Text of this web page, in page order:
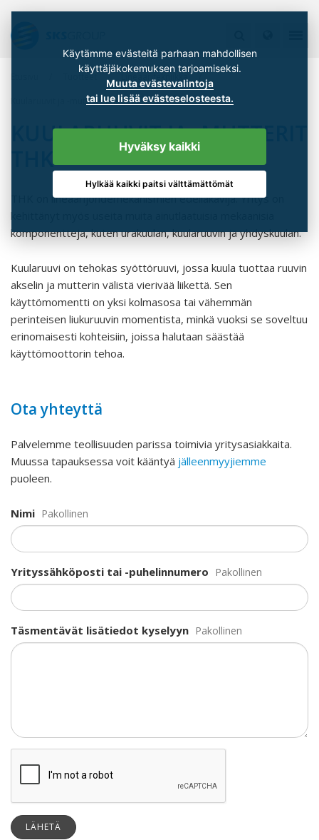
Tuotteet
Lineaaritekniikka
Kuularuuvit ja -mutterit THK
KUULARUUVIT JA -MUTTERIT
THK
THK on lineaarijohdemekanismien edelläkävijä. Yritys on
kehittänyt myös useita muita ainutlaatuisia mekaanisia
komponentteja, kuten urakuulan, kuularuuvin ja yhdyskuulan.
Kuularuuvi on tehokas syöttöruuvi, jossa kuula tuottaa ruuvin
akselin ja mutterin välistä vierivää liikettä. Sen
käyttömomentti on yksi kolmasosa tai vähemmän
perinteisen liukuruuvin momentista, minkä vuoksi se soveltuu
erinomaisesti kohteisiin, joissa halutaan säästää
käyttömoottorin tehoa.
Ota yhteyttä
Palvelemme teollisuuden parissa toimivia yritysasiakkaita.
Muussa tapauksessa voit kääntyä jälleenmyyjiemme
puoleen.
Nimi Pakollinen
Yrityssähköposti tai -puhelinnumero Pakollinen
Täsmentävät lisätiedot kyselyyn Pakollinen
LÄHETÄ
Käytämme evästeitä parhaan mahdollisen
Muuta evästevalintoja
tai lue lisää evästeselosteesta.
Hyväksy kaikki
Hylkää kaikki paitsi välttämättömät